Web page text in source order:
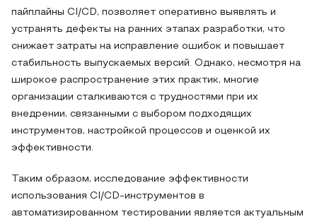
пайплайны CI/CD, позволяет оперативно выявлять и
устранять дефекты на ранних этапах разработки, что
снижает затраты на исправление ошибок и повышает
стабильность выпускаемых версий. Однако, несмотря на
широкое распространение этих практик, многие
организации сталкиваются с трудностями при их
внедрении, связанными с выбором подходящих
инструментов, настройкой процессов и оценкой их
эффективности.
Таким образом, исследование эффективности
использования CI/CD-инструментов в
автоматизированном тестировании является актуальным